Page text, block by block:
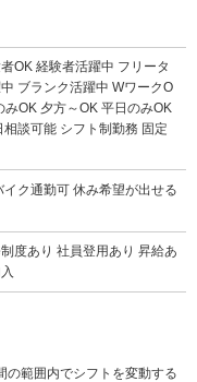
OK 経験者活躍中 フリータ
ブランク活躍中 WワークO
OK 夕方～OK 平日のみOK
談可能 シフト制勤務 固定
ク通勤可 休み希望が出せる
度あり 社員登用あり 昇給あ
範囲内でシフトを変動する